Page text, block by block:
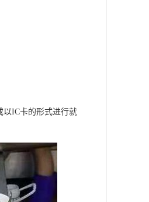
以IC卡的形式进行就